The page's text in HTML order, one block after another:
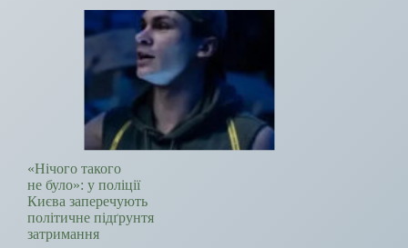
«Нічого такого
не було»: у поліції
Києва заперечують
політичне підґрунтя
затримання